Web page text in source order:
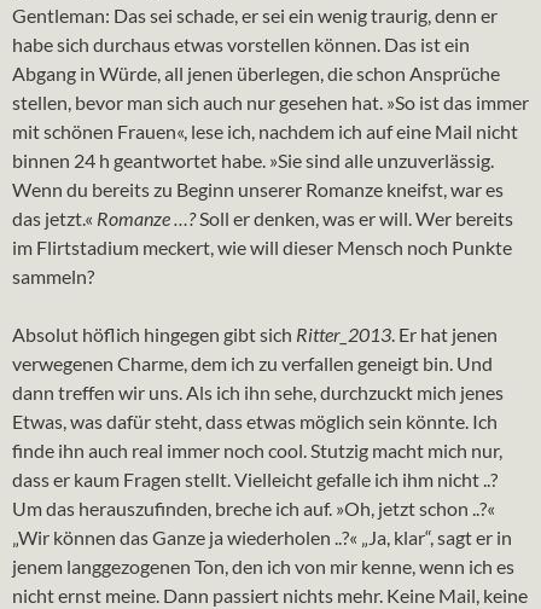
Gentleman: Das sei schade, er sei ein wenig traurig, denn er
habe sich durchaus etwas vorstellen können. Das ist ein
Abgang in Würde, all jenen überlegen, die schon Ansprüche
stellen, bevor man sich auch nur gesehen hat. »So ist das immer
mit schönen Frauen«, lese ich, nachdem ich auf eine Mail nicht
binnen 24 h geantwortet habe. »Sie sind alle unzuverlässig.
Wenn du bereits zu Beginn unserer Romanze kneifst, war es
das jetzt.« Romanze …?Soll er denken, was er will. Wer bereits
im Flirtstadium meckert, wie will dieser Mensch noch Punkte
sammeln?
Absolut höflich hingegen gibt sich Ritter_2013. Er hat jenen
verwegenen Charme, dem ich zu verfallen geneigt bin. Und
dann treffen wir uns. Als ich ihn sehe, durchzuckt mich jenes
Etwas, was dafür steht, dass etwas möglich sein könnte. Ich
finde ihn auch real immer noch cool. Stutzig macht mich nur,
dass er kaum Fragen stellt. Vielleicht gefalle ich ihm nicht ..?
Um das herauszufinden, breche ich auf. »Oh, jetzt schon ..?«
„Wir können das Ganze ja wiederholen ..?« „Ja, klar“, sagt er in
jenem langgezogenen Ton, den ich von mir kenne, wenn ich es
nicht ernst meine. Dann passiert nichts mehr. Keine Mail, keine